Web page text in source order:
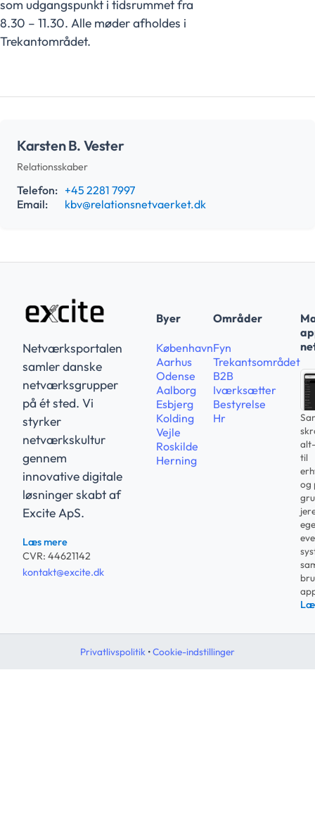
som udgangspunkt i tidsrummet fra
8.30 – 11.30. Alle møder afholdes i
Trekantområdet.
Karsten B. Vester
Relationsskaber
Telefon: +45 2281 7997
Email:
kbv@relationsnetvaerket.dk
Netværksportalen
samler danske
netværksgrupper
på ét sted. Vi
styrker
netværkskultur
gennem
innovative digitale
løsninger skabt af
Excite ApS.
Læs mere
CVR: 44621142
kontakt@excite.dk
Byer
København
Aarhus
Odense
Aalborg
Esbjerg
Kolding
Vejle
Roskilde
Herning
Områder
Fyn
Trekantsområdet
B2B
Iværksætter
Bestyrelse
Hr
til
og
Privatlivspolitik •Cookie-indstillinger